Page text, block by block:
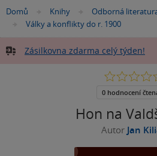
Nacházíte
Domů »Knihy »Odborná
»
Války a konflikty do r. 1900
Zásilkovna zdarma celý týden!
Hon na
Autor Jan
0.0
5
0 hodnocení